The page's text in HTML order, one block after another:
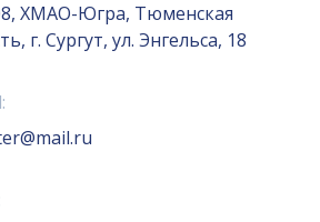
ХМАО-Югра, Тюменская
г. Сургут, ул. Энгельса, 18